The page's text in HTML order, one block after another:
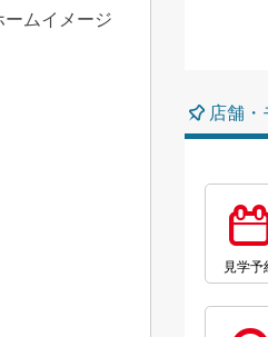
ムイメージ
店舗
見学予